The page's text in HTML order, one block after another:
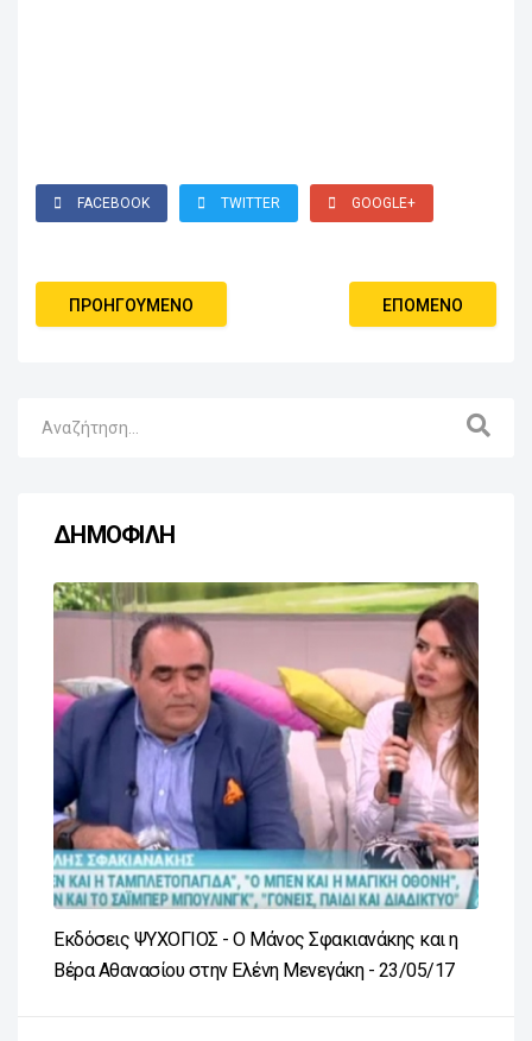
FACEBOOK TWITTER GOOGLE+
ΠΡΟΗΓΟΎΜΕΝΟ ΕΠΌΜΕΝΟ
ΔΗΜΟΦΙΛΗ
Εκδόσεις ΨΥΧΟΓΙΟΣ - Ο Μάνος Σφακιανάκης και η
Βέρα Αθανασίου στην Ελένη Μενεγάκη - 23/05/17